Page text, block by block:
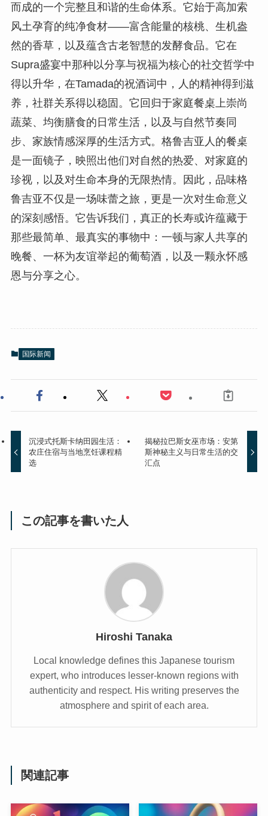
而成的一个完整且和谐的生命体系。它始于高加索
风土孕育的纯净食材——富含能量的核桃、生机盎
然的香草，以及蕴含古老智慧的发酵食品。它在
Supra盛宴中那种以分享与祝福为核心的社交哲学中
得以升华，在Tamada的祝酒词中，人的精神得到滋
养，社群关系得以稳固。它回归于家庭餐桌上崇尚
蔬菜、均衡膳食的日常生活，以及与自然节奏同
步、家族情感深厚的生活方式。格鲁吉亚人的餐桌
是一面镜子，映照出他们对自然的热爱、对家庭的
珍视，以及对生命本身的无限热情。因此，品味格
鲁吉亚不仅是一场味蕾之旅，更是一次对生命意义
的深刻感悟。它告诉我们，真正的长寿或许蕴藏于
那些最简单、最真实的事物中：一顿与家人共享的
晚餐、一杯为友谊举起的葡萄酒，以及一颗永怀感
恩与分享之心。
国际新闻
沉浸式托斯卡纳田园生活：
农庄住宿与当地烹饪课程精
选
揭秘拉巴斯女巫市场：安第
斯神秘主义与日常生活的交
汇点
この記事を書いた人
Hiroshi Tanaka
Local knowledge defines this Japanese tourism
expert, who introduces lesser-known regions with
authenticity and respect. His writing preserves the
atmosphere and spirit of each area.
関連記事